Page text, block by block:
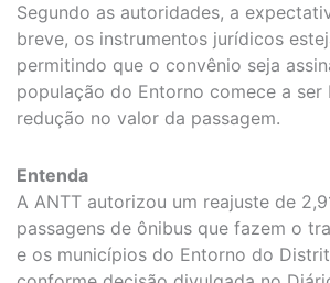
Segundo as autoridades, a
breve, os instrumentos jurídicos
permitindo que o convênio seja
população do Entorno comece a ser
redução no valor da passagem.
Entenda
A ANTT autorizou um reajuste de
passagens de ônibus que fazem o
e os municípios do Entorno do